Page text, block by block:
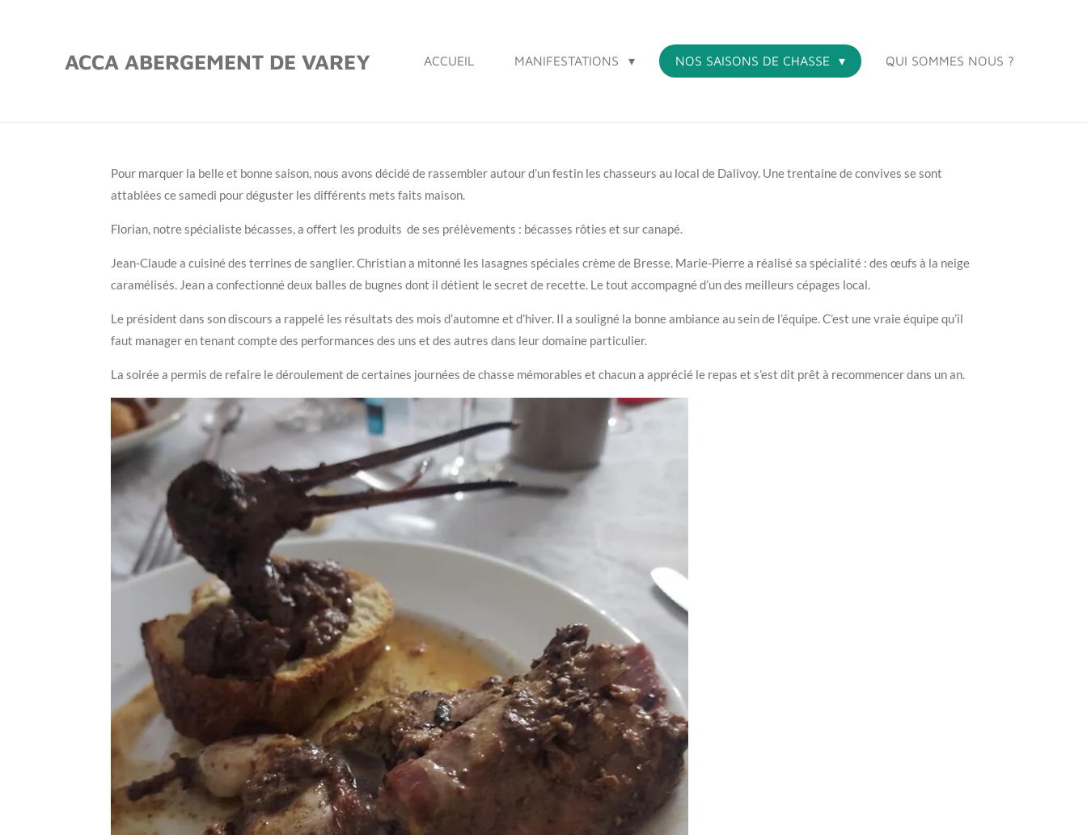
ACCA ABERGEMENT DE VAREY ACCUEIL MANIFESTATIONS NOS SAISONS DE CHASSE QUI SOMMES NOUS ?
Pour marquer la belle et bonne saison, nous avons décidé de rassembler autour d’un festin les chasseurs au local de Dalivoy. Une trentaine de convives se sont
attablées ce samedi pour déguster les différents mets faits maison.
Florian, notre spécialiste bécasses, a offert les produits de ses prélèvements : bécasses rôties et sur canapé.
Jean-Claude a cuisiné des terrines de sanglier. Christian a mitonné les lasagnes spéciales crème de Bresse. Marie-Pierre a réalisé sa spécialité : des œufs à la neige
caramélisés. Jean a confectionné deux balles de bugnes dont il détient le secret de recette. Le tout accompagné d’un des meilleurs cépages local.
Le président dans son discours a rappelé les résultats des mois d’automne et d’hiver. Il a souligné la bonne ambiance au sein de l’équipe. C’est une vraie équipe qu’il
faut manager en tenant compte des performances des uns et des autres dans leur domaine particulier.
La soirée a permis de refaire le déroulement de certaines journées de chasse mémorables et chacun a apprécié le repas et s’est dit prêt à recommencer dans un an.